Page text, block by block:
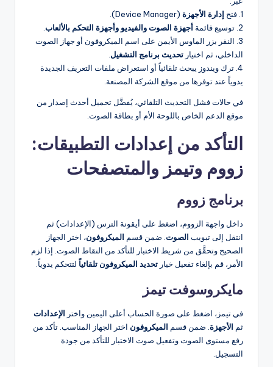
1. فتح
إدارة الأجهزة (Device Manager).
2. توسيع قائمة
أجهزة الصوت والفيديو وأجهزة التحكم بالألعاب
3. النقر بزر الماوس الأيمن على اسم الميكروفون أو جهاز الصوت
الداخلي، ثم اختيار تحديث برنامج التشغيل
4. ترك ويندوز يبحث تلقائياً أو استعراض ملفات التعريف الجديدة
يدوياً عند توفرها من موقع الشركة المصنعة.
في حالات فشل التحديث التلقائي، يُفضَّل تحميل أحدث إصدار من
موقع الدعم الخاص باللوحة الأم أو بطاقة الصوت.
التأكد من إعدادات التطبيقات:
زووم وتيمز والمتصفحات
برنامج زووم
داخل واجهة الزووم، اضغط على أيقونة الترس (الإعدادات) ثم
انتقل إلى تبويب الصوت . ضمن قسم الميكروفون، اختر الجهاز
الصحيح وتحقَّق من شريط الاختبار للتأكد من التقاط الصوت. إذا لزم
الأمر، قم بإلغاء تفعيل خيار تحديد الميكروفون تلقائياً لتتحكم يدوياً.
مايكروسوفت تيمز
في تيمز، اضغط على صورة الحساب أعلى اليمين واختر الإعدادات
ثم الأجهزة . ضمن قسم الميكروفون اختر الجهاز المناسب. تأكد من
رفع مستوى الصوت وتفعيل صوت الاختبار للتأكد من جودة
التسجيل.